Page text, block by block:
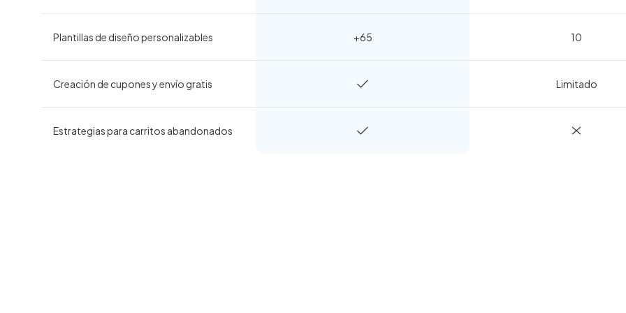
Plantillas de diseño personalizables +65 10
Creación de cupones y envío gratis Limitado
Estrategias para carritos abandonados